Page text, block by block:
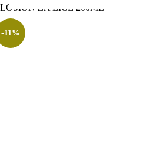
LOSION ZA LICE 200ML
-11%